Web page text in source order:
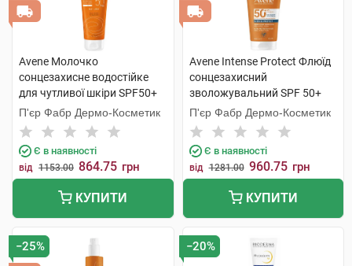
Avene Молочко
сонцезахисне водостійке
для чутливої шкіри SPF50+
100 мл 1 туба
П'єр Фабр Дермо-Косметик
Є в наявності
від 1153.00 864.75 грн
КУПИТИ
Avene Intense Protect Флюїд
сонцезахисний
зволожувальний SPF 50+
150 мл 1 туба
П'єр Фабр Дермо-Косметик
Є в наявності
від 1281.00 960.75 грн
КУПИТИ
−25% −20%